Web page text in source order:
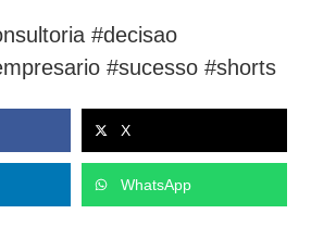
#decisao
#sucesso #shorts
X
WhatsApp